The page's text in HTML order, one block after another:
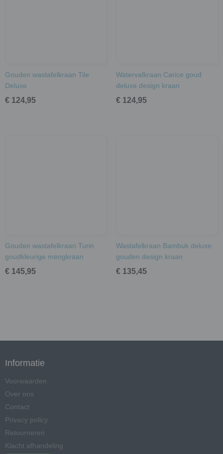
Gouden wastafelkraan Tile
Deluxe
€ 124,95
Watervalkraan Carice goud
deluxe design kraan
€ 124,95
Gouden wastafelkraan Turin
goudkleurige mengkraan
€ 145,95
Wastafelkraan Bambuk deluxe
gouden design kraan
€ 135,45
Informatie
Voorwaarden
Over ons
Contact
Privacy policy
Retourneren
Klacht afhandeling